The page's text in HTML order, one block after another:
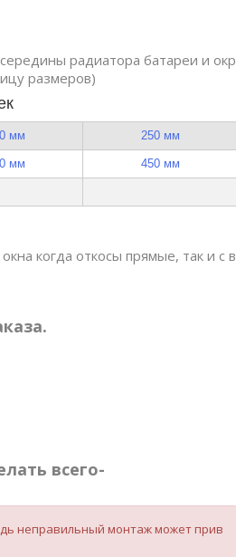
радиатора батареи и окр
размеров)
мм 250 мм
мм 450 мм
когда откосы прямые, так и с в
всего-
неправильный монтаж может прив